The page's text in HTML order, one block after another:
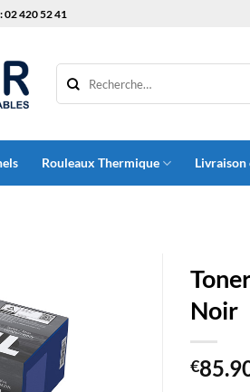
420 52 41
Rouleaux Thermique Livraison
Noir
€